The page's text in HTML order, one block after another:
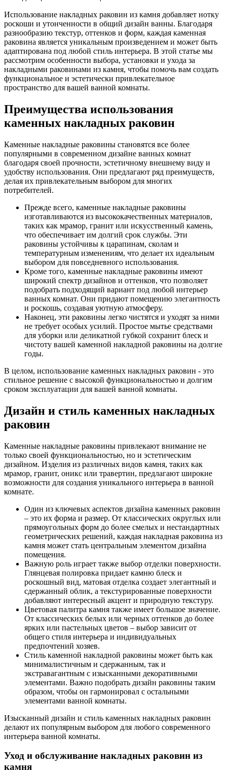
Использование накладных раковин из камня добавляет нотку
роскоши и утонченности в общий дизайн ванны. Благодаря
разнообразию текстур, оттенков и форм, каждая каменная
раковина является уникальным произведением и может быть
адаптирована под любой стиль интерьера. В этой статье мы
рассмотрим особенности выбора, установки и ухода за
накладными раковинами из камня, чтобы помочь вам создать
функциональное и эстетически привлекательное
пространство для вашей ванной комнаты.
Преимущества использования
каменных накладных раковин
Каменные накладные раковины становятся все более
популярными в современном дизайне ванных комнат
благодаря своей прочности, эстетичному внешнему виду и
удобству использования. Они предлагают ряд преимуществ,
делая их привлекательным выбором для многих
потребителей.
Прежде всего, каменные накладные раковины
изготавливаются из высококачественных материалов,
таких как мрамор, гранит или искусственный камень,
что обеспечивает им долгий срок службы. Эти
раковины устойчивы к царапинам, сколам и
температурным изменениям, что делает их идеальным
выбором для повседневного использования.
Кроме того, каменные накладные раковины имеют
широкий спектр дизайнов и оттенков, что позволяет
подобрать подходящий вариант под любой интерьер
ванных комнат. Они придают помещению элегантность
и роскошь, создавая уютную атмосферу.
Наконец, эти раковины легко чистятся и уходят за ними
не требует особых усилий. Простое мытье средствами
для уборки или деликатной губкой сохранит блеск и
чистоту вашей каменной накладной раковины на долгие
годы.
В целом, использование каменных накладных раковин - это
стильное решение с высокой функциональностью и долгим
сроком эксплуатации для вашей ванной комнаты.
Дизайн и стиль каменных накладных
раковин
Каменные накладные раковины привлекают внимание не
только своей функциональностью, но и эстетическим
дизайном. Изделия из различных видов камня, таких как
мрамор, гранит, оникс или травертин, предлагают широкие
возможности для создания уникального интерьера в ванной
комнате.
Один из ключевых аспектов дизайна каменных раковин
– это их форма и размер. От классических округлых или
прямоугольных форм до более смелых и нестандартных
геометрических решений, каждая накладная раковина из
камня может стать центральным элементом дизайна
помещения.
Важную роль играет также выбор отделки поверхности.
Глянцевая полировка придает камню блеск и
роскошный вид, матовая отделка создает элегантный и
сдержанный облик, а текстурированные поверхности
добавляют интересный акцент и природную текстуру.
Цветовая палитра камня также имеет большое значение.
От классических белых или черных оттенков до более
ярких или пастельных цветов – выбор зависит от
общего стиля интерьера и индивидуальных
предпочтений хозяев.
Стиль каменной накладной раковины может быть как
минималистичным и сдержанным, так и
экстравагантным с изысканными декоративными
элементами. Важно подобрать дизайн раковины таким
образом, чтобы он гармонировал с остальными
элементами ванной комнаты.
Изысканный дизайн и стиль каменных накладных раковин
делают их популярным выбором для любого современного
интерьера ванной комнаты.
Уход и обслуживание накладных раковин из
камня